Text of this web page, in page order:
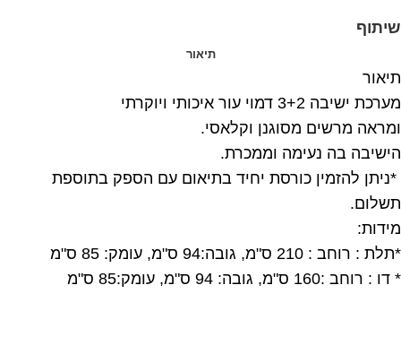
שיתוף
תיאור
תיאור
מערכת ישיבה 3+2 דמוי עור איכותי ויוקרתי
ומראה מרשים מסוגנן וקלאסי.
הישיבה בה נעימה וממכרת.
*ניתן להזמין כורסת יחיד בתיאום עם הספק בתוספת
תשלום.
מידות:
*תלת : רוחב : 210 ס"מ, גובה:94 ס"מ, עומק: 85 ס"מ
* דו : רוחב :160 ס"מ, גובה: 94 ס"מ, עומק:85 ס"מ